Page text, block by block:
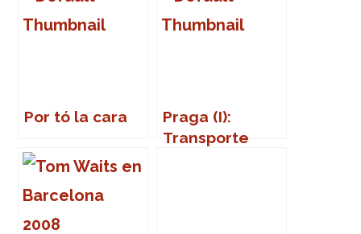
Por tó la cara
Praga (I):
Transporte